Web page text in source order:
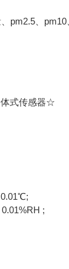
、pm10
式传感器☆
;